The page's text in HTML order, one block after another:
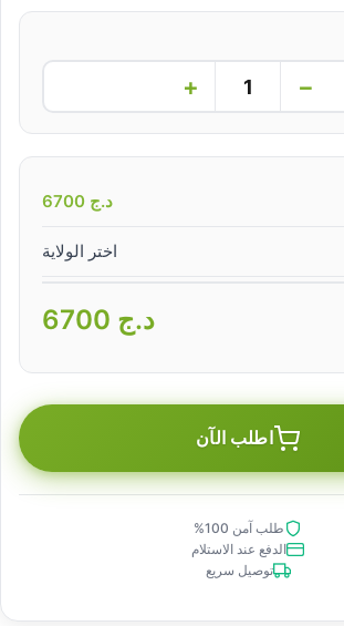
−
+
د.ج
اختر الولاية
د.ج
اطلب الآن
طلب آمن 100%
الدفع عند الاستلام
توصيل سريع